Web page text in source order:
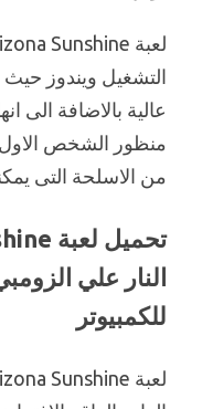
التشغيل ويندوز حيث
عالية بالاضافة الى
منظور الشخص الاول
من الاسلحة التى
النار علي
للكمبيوتر